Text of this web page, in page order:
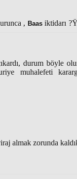
, Baasiktidarı
durum böyle
muhalefeti
almak zorunda